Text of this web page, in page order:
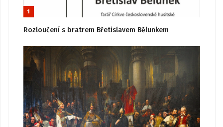
1
Rozloučení s bratrem Břetislavem Bělunkem